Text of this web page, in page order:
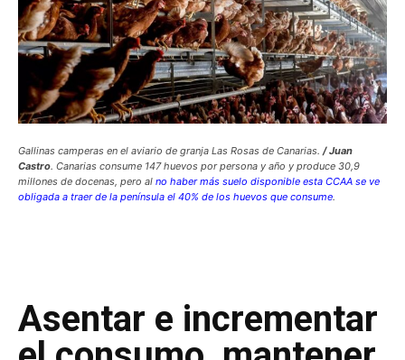
Gallinas camperas en el aviario de granja Las Rosas de Canarias. / Juan
Castro. Canarias consume 147 huevos por persona y año y produce 30,9
millones de docenas, pero al no haber más suelo disponible esta CCAA se ve
obligada a traer de la península el 40% de los huevos que consume.
Asentar e incrementar